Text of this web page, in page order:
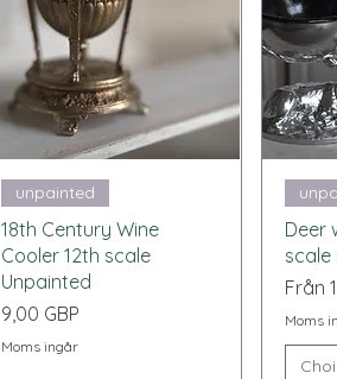
Snabbvisning
unpainted
18th Century Wine
Cooler 12th scale
Unpainted
Pris
9,00 GBP
Moms ingår
Deer
scale
Från
Moms